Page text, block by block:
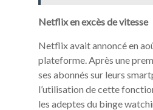
Netflix en excès de vitesse
Netflix avait annoncé en
plateforme. Après une
ses abonnés sur leurs
l’utilisation de cette
les adeptes du binge